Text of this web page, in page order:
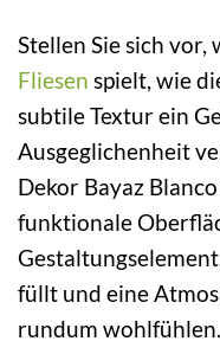
Stellen Sie sich vor,
Fliesen spielt, wie
subtile Textur ein
Ausgeglichenheit
Dekor Bayaz
funktionale
füllt und eine
rundum wohlfühlen.